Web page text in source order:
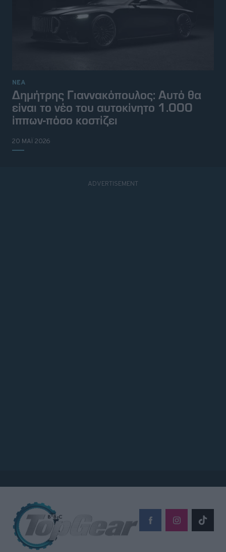
ΝΕΑ
Δημήτρης Γιαννακόπουλος: Αυτό θα
είναι το νέο του αυτοκίνητο 1.000
ίππων-πόσο κοστίζει
20 ΜΑΪ 2026
© 2026 Topgear
Attica Media Online Network
Σχετικά με εμάς
Επικοινωνήστε μαζί μας
Διαφημιστείτε
Όροι Χρήσης - Πολιτική Απορρήτου